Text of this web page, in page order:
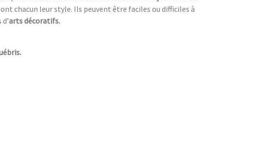
ont chacun leur style. Ils peuvent être faciles ou difficiles à
arts décoratifs.